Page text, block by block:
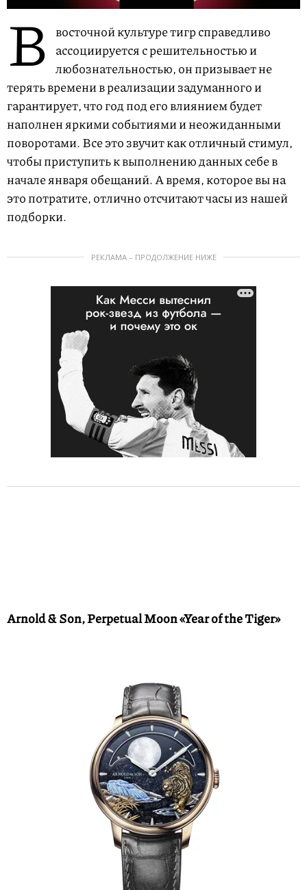
В восточной культуре тигр справедливо
ассоциируется с решительностью и
любознательностью, он призывает не
терять времени в реализации задуманного и
гарантирует, что год под его влиянием будет
наполнен яркими событиями и неожиданными
поворотами. Все это звучит как отличный стимул,
чтобы приступить к выполнению данных себе в
начале января обещаний. А время, которое вы на
это потратите, отлично отсчитают часы из нашей
подборки.
РЕКЛАМА – ПРОДОЛЖЕНИЕ НИЖЕ
Arnold & Son, Perpetual Moon «Year of the Tiger»